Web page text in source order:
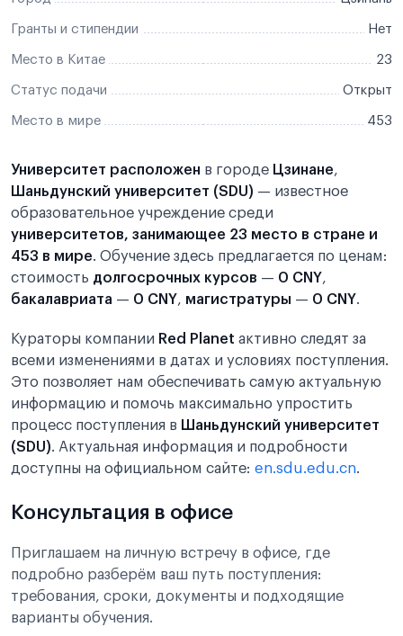
Гранты и стипендии Нет
Место в Китае 23
Статус подачи Открыт
Место в мире 453
Университет расположен в городе Цзинане,
Шаньдунский университет (SDU) — известное
образовательное учреждение среди
университетов, занимающее 23 место в стране и
453 в мире. Обучение здесь предлагается по ценам:
стоимость долгосрочных курсов — 0 CNY,
бакалавриата — 0 CNY, магистратуры — 0 CNY.
Кураторы компании Red Planet активно следят за
всеми изменениями в датах и условиях поступления.
Это позволяет нам обеспечивать самую актуальную
информацию и помочь максимально упростить
процесс поступления в Шаньдунский университет
(SDU). Актуальная информация и подробности
доступны на официальном сайте: en.sdu.edu.cn.
Консультация в офисе
Приглашаем на личную встречу в офисе, где
подробно разберём ваш путь поступления:
требования, сроки, документы и подходящие
варианты обучения.